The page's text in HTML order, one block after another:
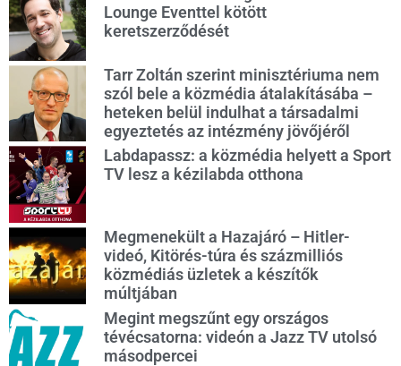
Lounge Eventtel kötött
keretszerződését
Tarr Zoltán szerint minisztériuma nem
szól bele a közmédia átalakításába –
heteken belül indulhat a társadalmi
egyeztetés az intézmény jövőjéről
Labdapassz: a közmédia helyett a Sport
TV lesz a kézilabda otthona
Megmenekült a Hazajáró – Hitler-
videó, Kitörés-túra és százmilliós
közmédiás üzletek a készítők
múltjában
Megint megszűnt egy országos
tévécsatorna: videón a Jazz TV utolsó
másodpercei